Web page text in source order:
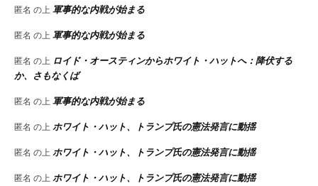
匿名 の上 軍事的な内戦が始まる
匿名 の上 軍事的な内戦が始まる
匿名 の上 ロイド・オースティンからホワイト・ハットへ：降伏する
か、さもなくば
匿名 の上 軍事的な内戦が始まる
匿名 の上 ホワイト・ハット、トランプ氏の憲法発言に動揺
匿名 の上 ホワイト・ハット、トランプ氏の憲法発言に動揺
匿名 の上 ホワイト・ハット、トランプ氏の憲法発言に動揺